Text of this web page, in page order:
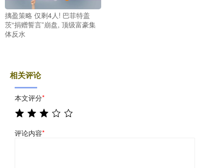
摛盈策略 仅剩4人! 巴菲特盖
茨“捐赠誓言”崩盘, 顶级富豪集
体反水
相关评论
本文评分*
评论内容*